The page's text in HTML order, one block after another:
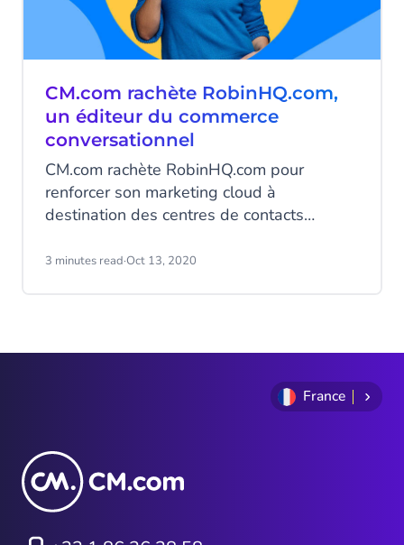
CM.com rachète RobinHQ.com,
un éditeur du commerce
conversationnel
CM.com rachète RobinHQ.com pour
renforcer son marketing cloud à
destination des centres de contacts
de commerce conversationnel, CM.com
3 minutes read·Oct 13, 2020
France